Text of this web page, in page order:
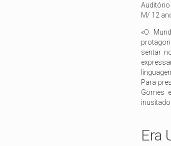
Auditório
M/ 12
«O
sentar
Para
Gomes
Era